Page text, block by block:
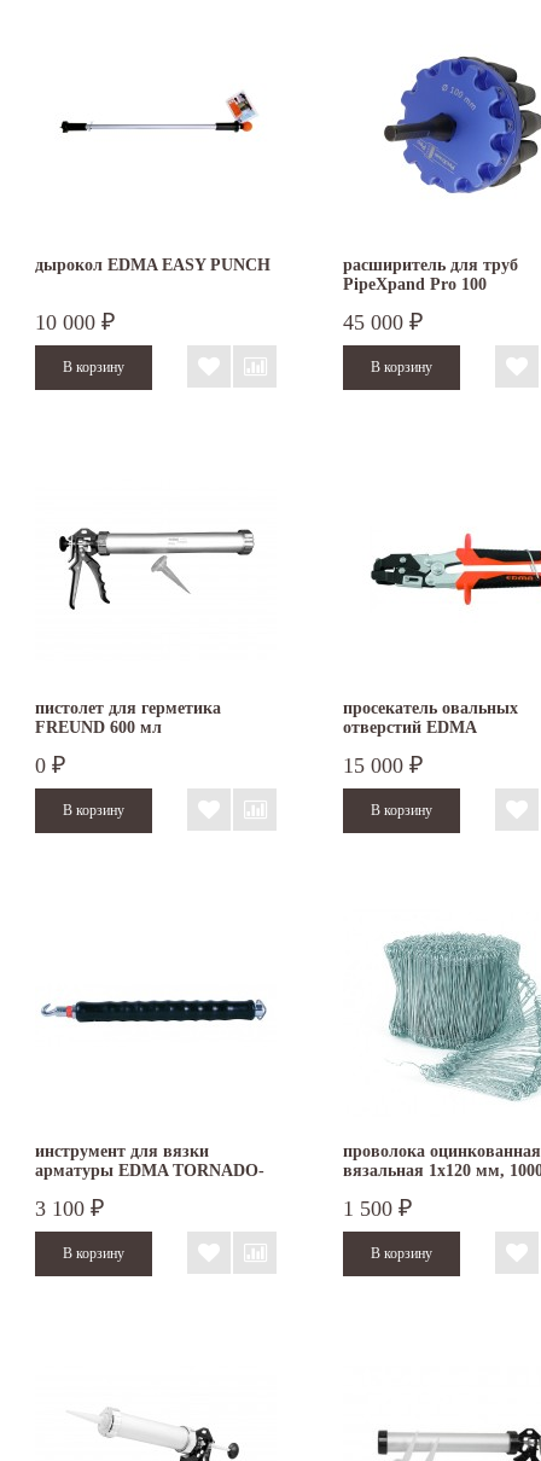
дырокол EDMA EASY PUNCH
10 000 ₽
расширитель для труб
PipeXpand Pro 100
45 000 ₽
пистолет для герметика
FREUND 600 мл
0 ₽
просекатель овальных
отверстий EDMA
15 000 ₽
инструмент для вязки
арматуры EDMA TORNADO-
3 100 ₽
проволока оцинкованная
вязальная 1х120 мм,
1 500 ₽